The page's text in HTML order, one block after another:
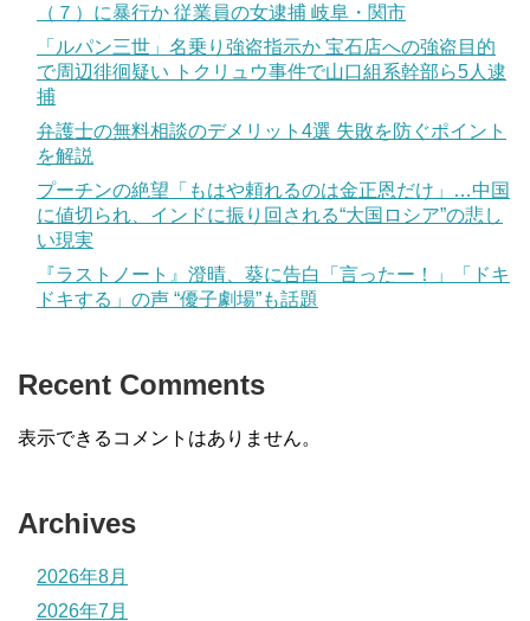
（７）に暴行か 従業員の女逮捕 岐阜・関市
「ルパン三世」名乗り強盗指示か 宝石店への強盗目的
で周辺徘徊疑い トクリュウ事件で山口組系幹部ら5人逮
捕
弁護士の無料相談のデメリット4選 失敗を防ぐポイント
を解説
プーチンの絶望「もはや頼れるのは金正恩だけ」…中国
に値切られ、インドに振り回される“大国ロシア”の悲し
い現実
『ラストノート』澄晴、葵に告白「言ったー！」「ドキ
ドキする」の声 “優子劇場”も話題
Recent Comments
表示できるコメントはありません。
Archives
2026年8月
2026年7月